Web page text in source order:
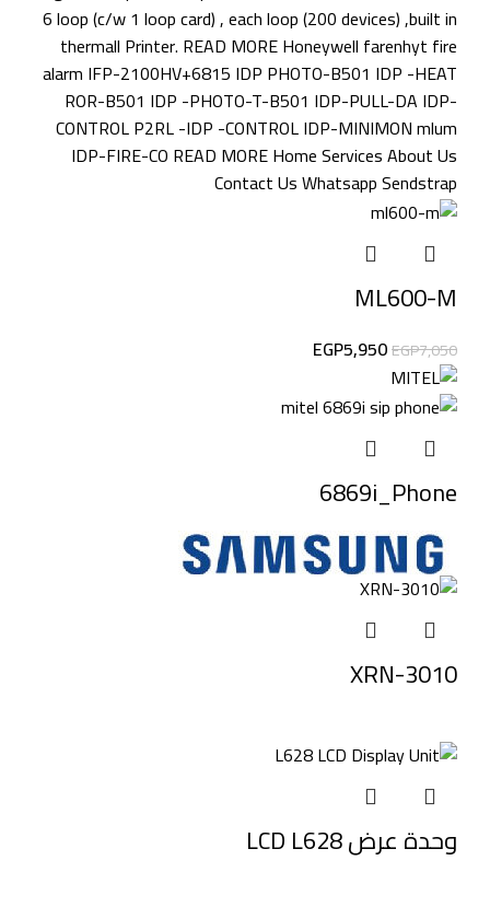
ML600-M
EGP7,050
EGP5,950
6869i_Phone
XRN-3010
وحدة عرض LCD L628